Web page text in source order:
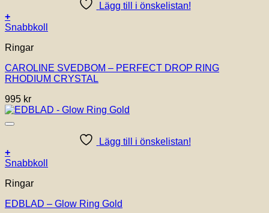
produktsidan
Lägg till i önskelistan!
+
Snabbkoll
Ringar
CAROLINE SVEDBOM – PERFECT DROP RING
RHODIUM CRYSTAL
995 kr
Lägg till i önskelistan!
+
Den
produkten
flera
Snabbkoll
Ringar
EDBLAD – Glow Ring Gold